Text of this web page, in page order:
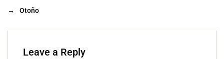
→
Otoño
Leave a Reply